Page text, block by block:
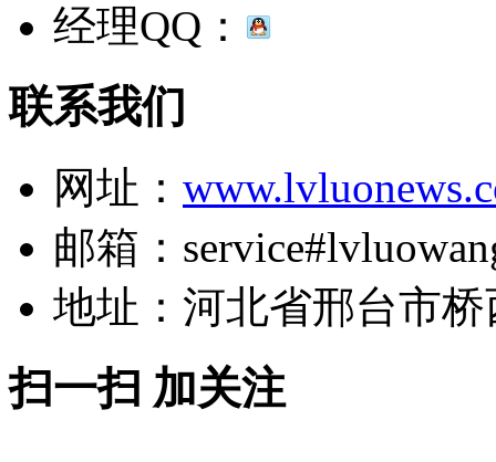
经理QQ：
联系我们
网址：
邮箱：
地址：河北省邢台市
扫一扫 加关注